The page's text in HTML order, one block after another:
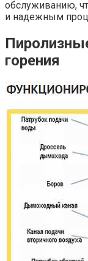
обслуживанию,
и надежным
горения